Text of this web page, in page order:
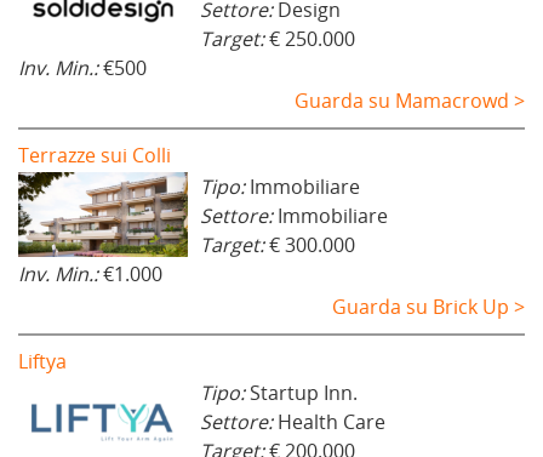
Settore:Design
Target:€ 250.000
Inv. Min.:€500
Guarda su Mamacrowd >
Terrazze sui Colli
Tipo:Immobiliare
Settore:Immobiliare
Target:€ 300.000
Inv. Min.:€1.000
Guarda su Brick Up >
Liftya
Tipo:Startup Inn.
Settore:Health Care
Target:€ 200.000